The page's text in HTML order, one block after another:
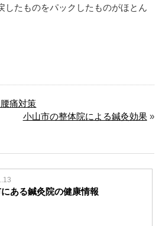
したものをパックしたものがほとん
痛対策
小山市の整体院による鍼灸効果»
ある鍼灸院の健康情報